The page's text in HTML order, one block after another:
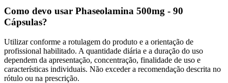
Como devo usar Phaseolamina 500mg - 90
Cápsulas?
Utilizar conforme a rotulagem do produto e a orientação de
profissional habilitado. A quantidade diária e a duração do uso
dependem da apresentação, concentração, finalidade de uso e
características individuais. Não exceder a recomendação descrita no
rótulo ou na prescrição.